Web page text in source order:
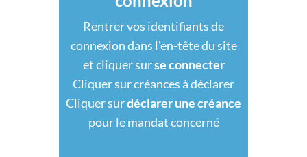
Rentrer vos identifiants de
connexion dans l'en-tête du site
et cliquer surse connecter
Cliquer sur créances à déclarer
Cliquer surdéclarer une créance
pour le mandat concerné